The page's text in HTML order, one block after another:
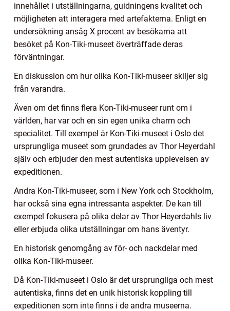
innehållet i utställningarna, guidningens kvalitet och
möjligheten att interagera med artefakterna. Enligt en
undersökning ansåg X procent av besökarna att
besöket på Kon-Tiki-museet överträffade deras
förväntningar.
En diskussion om hur olika Kon-Tiki-museer skiljer sig
från varandra.
Även om det finns flera Kon-Tiki-museer runt om i
världen, har var och en sin egen unika charm och
specialitet. Till exempel är Kon-Tiki-museet i Oslo det
ursprungliga museet som grundades av Thor Heyerdahl
själv och erbjuder den mest autentiska upplevelsen av
expeditionen.
Andra Kon-Tiki-museer, som i New York och Stockholm,
har också sina egna intressanta aspekter. De kan till
exempel fokusera på olika delar av Thor Heyerdahls liv
eller erbjuda olika utställningar om hans äventyr.
En historisk genomgång av för- och nackdelar med
olika Kon-Tiki-museer.
Då Kon-Tiki-museet i Oslo är det ursprungliga och mest
autentiska, finns det en unik historisk koppling till
expeditionen som inte finns i de andra museerna.